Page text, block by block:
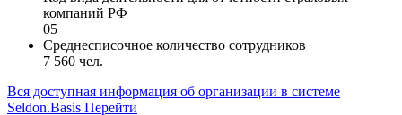
http://www.gaz-service.ru/
Категория МСП
Не является субъектом МСП
Код вида деятельности для отчетности страховых
05
Среднесписочное количество сотрудников